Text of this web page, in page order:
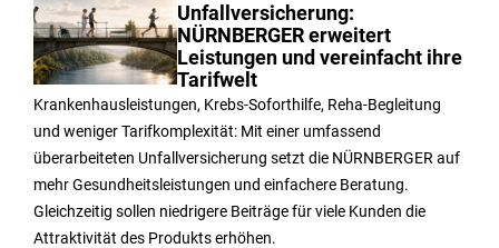
Unfallversicherung:
NÜRNBERGER erweitert
Leistungen und vereinfacht ihre
Tarifwelt
Krankenhausleistungen, Krebs-Soforthilfe, Reha-Begleitung
und weniger Tarifkomplexität: Mit einer umfassend
überarbeiteten Unfallversicherung setzt die NÜRNBERGER auf
mehr Gesundheitsleistungen und einfachere Beratung.
Gleichzeitig sollen niedrigere Beiträge für viele Kunden die
Attraktivität des Produkts erhöhen.